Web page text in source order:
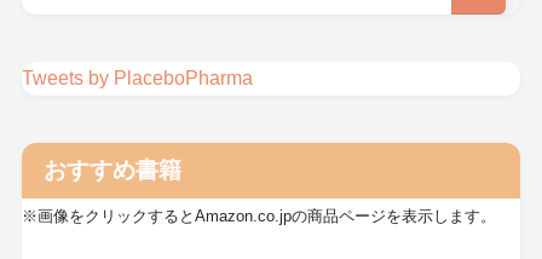
Tweets by PlaceboPharma
おすすめ書籍
※画像をクリックするとAmazon.co.jpの商品ページを表示します。